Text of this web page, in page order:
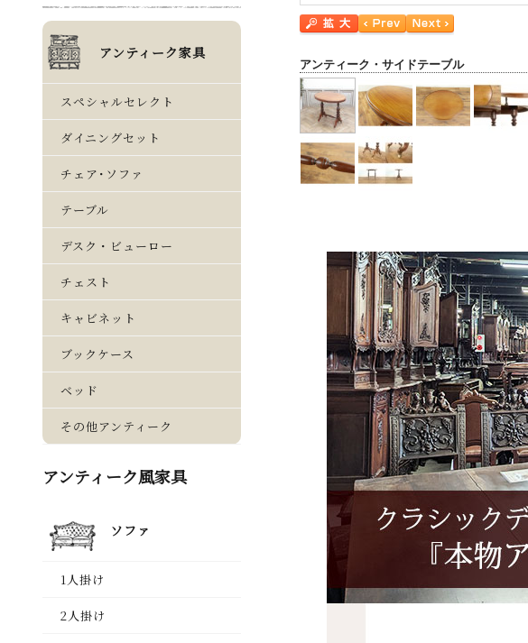
アンティーク・サイドテーブル